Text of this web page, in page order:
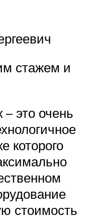
стажем и
это очень
которого
стоимость